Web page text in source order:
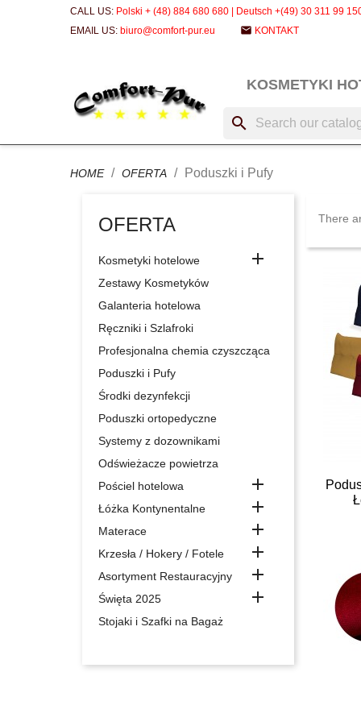
CALL US: Polski + (48) 884 680 680 | Deutsch +(49) 30 311 99
EMAIL US: biuro@comfort-pur.eu email KONTAKT
KOSMETYKI
search
HOME OFERTA Poduszki i Pufy
OFERTA
Kosmetyki hotelowe 
Zestawy Kosmetyków
Galanteria hotelowa
Ręczniki i Szlafroki
Profesjonalna chemia czyszcząca
Poduszki i Pufy
Środki dezynfekcji
Poduszki ortopedyczne
Systemy z dozownikami
Odświeżacze powietrza
Pościel hotelowa

Łóżka Kontynentalne 
Materace 
Krzesła / Hokery / Fotele 
Asortyment Restauracyjny 
Święta 2025 
Stojaki i Szafki na Bagaż
There